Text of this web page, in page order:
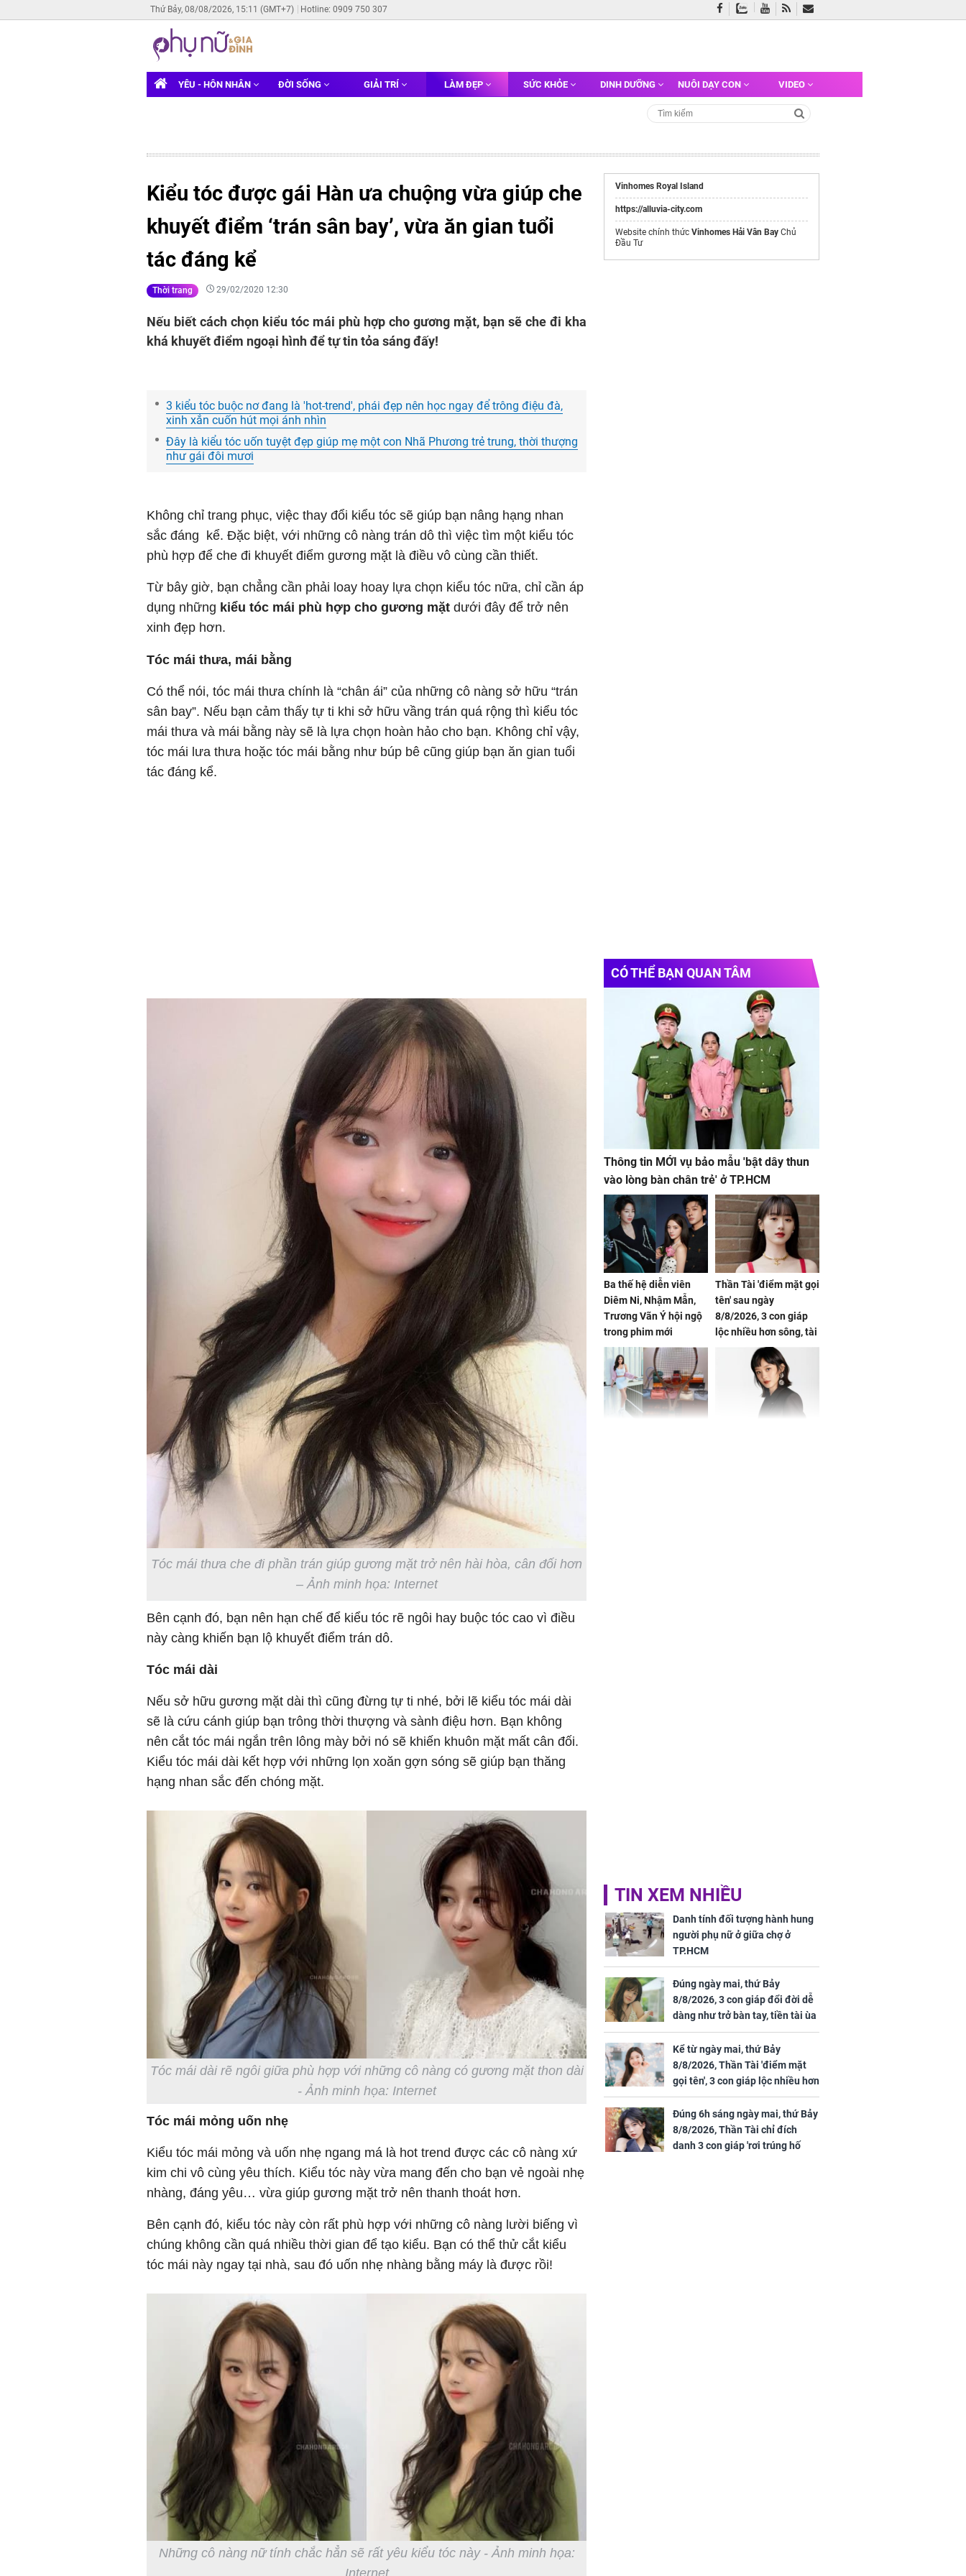
Thứ Bảy, 08/08/2026, 15:11 (GMT+7) Hotline: 0909 750 307
YÊU - HÔN NHÂN ĐỜI SỐNG GIẢI TRÍ LÀM ĐẸP SỨC KHỎE DINH DƯỠNG NUÔI DẠY CON VIDEO
Kiểu tóc được gái Hàn ưa chuộng vừa giúp che
khuyết điểm ‘trán sân bay’, vừa ăn gian tuổi
tác đáng kể
Thời trang 29/02/2020 12:30
Nếu biết cách chọn kiểu tóc mái phù hợp cho gương mặt, bạn sẽ che đi kha
khá khuyết điểm ngoại hình để tự tin tỏa sáng đấy!
3 kiểu tóc buộc nơ đang là 'hot-trend', phái đẹp nên học ngay để trông điệu đà,
xinh xắn cuốn hút mọi ánh nhìn
Đây là kiểu tóc uốn tuyệt đẹp giúp mẹ một con Nhã Phương trẻ trung, thời thượng
như gái đôi mươi
Không chỉ trang phục, việc thay đổi kiểu tóc sẽ giúp bạn nâng hạng nhan
sắc đáng kể. Đặc biệt, với những cô nàng trán dô thì việc tìm một kiểu tóc
phù hợp để che đi khuyết điểm gương mặt là điều vô cùng cần thiết.
Từ bây giờ, bạn chẳng cần phải loay hoay lựa chọn kiểu tóc nữa, chỉ cần áp
dụng những kiểu tóc mái phù hợp cho gương mặt dưới đây để trở nên
xinh đẹp hơn.
Tóc mái thưa, mái bằng
Có thể nói, tóc mái thưa chính là “chân ái” của những cô nàng sở hữu “trán
sân bay”. Nếu bạn cảm thấy tự ti khi sở hữu vầng trán quá rộng thì kiểu tóc
mái thưa và mái bằng này sẽ là lựa chọn hoàn hảo cho bạn. Không chỉ vậy,
tóc mái lưa thưa hoặc tóc mái bằng như búp bê cũng giúp bạn ăn gian tuổi
tác đáng kể.
Tóc mái thưa che đi phần trán giúp gương mặt trở nên hài hòa, cân đối hơn
– Ảnh minh họa: Internet
Bên cạnh đó, bạn nên hạn chế để kiểu tóc rẽ ngôi hay buộc tóc cao vì điều
này càng khiến bạn lộ khuyết điểm trán dô.
Tóc mái dài
Nếu sở hữu gương mặt dài thì cũng đừng tự ti nhé, bởi lẽ kiểu tóc mái dài
sẽ là cứu cánh giúp bạn trông thời thượng và sành điệu hơn. Bạn không
nên cắt tóc mái ngắn trên lông mày bởi nó sẽ khiến khuôn mặt mất cân đối.
Kiểu tóc mái dài kết hợp với những lọn xoăn gợn sóng sẽ giúp bạn thăng
hạng nhan sắc đến chóng mặt.
Tóc mái dài rẽ ngôi giữa phù hợp với những cô nàng có gương mặt thon dài
- Ảnh minh họa: Internet
Tóc mái mỏng uốn nhẹ
Kiểu tóc mái mỏng và uốn nhẹ ngang má là hot trend được các cô nàng xứ
kim chi vô cùng yêu thích. Kiểu tóc này vừa mang đến cho bạn vẻ ngoài nhẹ
nhàng, đáng yêu… vừa giúp gương mặt trở nên thanh thoát hơn.
Bên cạnh đó, kiểu tóc này còn rất phù hợp với những cô nàng lười biếng vì
chúng không cần quá nhiều thời gian để tạo kiểu. Bạn có thể thử cắt kiểu
tóc mái này ngay tại nhà, sau đó uốn nhẹ nhàng bằng máy là được rồi!
Những cô nàng nữ tính chắc hẳn sẽ rất yêu kiểu tóc này - Ảnh minh họa:
Vinhomes Royal Island
https://alluvia-city.com
Website chính thức Vinhomes Hải Vân Bay Chủ
Đầu Tư
CÓ THỂ BẠN QUAN TÂM
Thông tin MỚI vụ bảo mẫu 'bật dây thun
vào lòng bàn chân trẻ' ở TP.HCM
Ba thế hệ diễn viên
Diêm Ni, Nhậm Mẫn,
Trương Vãn Ý hội ngộ
trong phim mới
Thần Tài 'điểm mặt gọi
tên' sau ngày
8/8/2026, 3 con giáp
lộc nhiều hơn sông, tài
vận sáng như trăng
Rằm, chính thức hết
TIN XEM NHIỀU
Danh tính đối tượng hành hung
người phụ nữ ở giữa chợ ở
TP.HCM
Đúng ngày mai, thứ Bảy
8/8/2026, 3 con giáp đổi đời dễ
dàng như trở bàn tay, tiền tài ùa
tới, ngồi không lộc cũng đến,
phú quý theo tới già
Kể từ ngày mai, thứ Bảy
8/8/2026, Thần Tài 'điểm mặt
gọi tên', 3 con giáp lộc nhiều hơn
sông, tài vận sáng như trăng
Rằm, chính thức hết khổ
Đúng 6h sáng ngày mai, thứ Bảy
8/8/2026, Thần Tài chỉ đích
danh 3 con giáp 'rơi trúng hố